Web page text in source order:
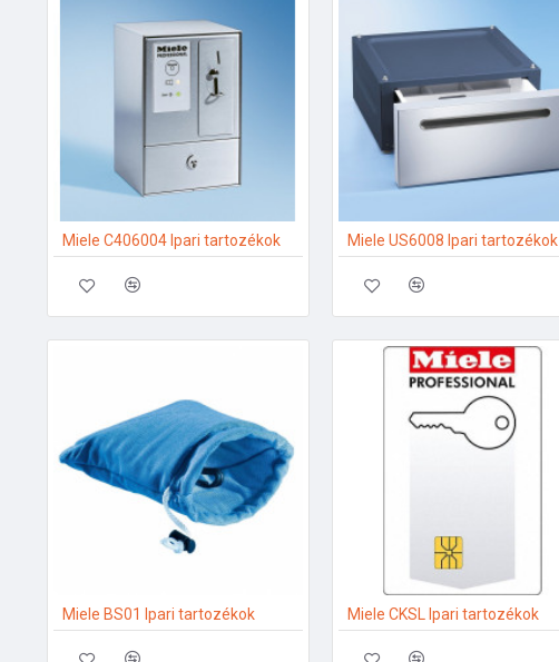
Miele C406004 Ipari tartozékok Miele US6008 Ipari tartozékok
Miele BS01 Ipari tartozékok Miele CKSL Ipari tartozékok